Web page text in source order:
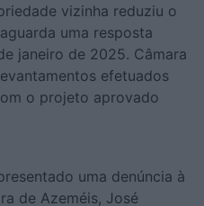
vizinha reduziu o
uma resposta
janeiro de 2025. Câmara
efetuados
o projeto aprovado
uma denúncia à
de Azeméis, José